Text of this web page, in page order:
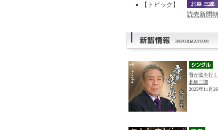
【トピック】
読売新聞
吾が道を行く
北島三郎
2025年11月